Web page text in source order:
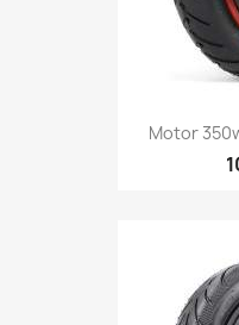
Motor